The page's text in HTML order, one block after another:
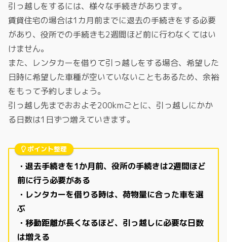
引っ越しをするには、様々な手続きがあります。
賃貸住宅の場合は1カ月前までに退去の手続きをする必要
があり、役所での手続きも2週間ほど前に行わなくてはい
けません。
また、レンタカーを借りて引っ越しをする場合、希望した
日時に希望した車種が空いていないこともあるため、余裕
をもって予約しましょう。
引っ越し先までおおよそ200kmごとに、引っ越しにかか
る日数は1日ずつ増えていきます。
ポイント整理
・退去手続きを1か月前、役所の手続きは2週間ほど
前に行う必要がある
・レンタカーを借りる時は、荷物量に合った車を選
ぶ
・移動距離が長くなるほど、引っ越しに必要な日数
は増える